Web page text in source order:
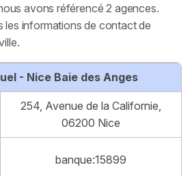
avons référencé 2 agences.
les informations de contact de
- Nice Baie des Anges
254, Avenue de la Californie,
06200 Nice
banque:15899